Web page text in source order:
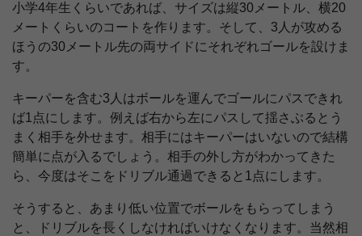
小学4年生くらいであれば、サイズは縦30メートル、横20
メートくらいのコートを作ります。そして、3人が攻める
ほうの30メートル先の両サイドにそれぞれゴールを設けま
す。
キーパーを含む3人はボールを運んでゴールにパスできれ
ば1点にします。例えば右から左にパスして揺さぶるとう
まく相手を外せます。相手にはキーパーはいないので結構
簡単に点が入るでしょう。相手の外し方がわかってきた
ら、今度はそこをドリブル通過できると1点にします。
そうすると、あまり低い位置でボールをもらってしまう
と、ドリブルを長くしなければいけなくなります。当然相